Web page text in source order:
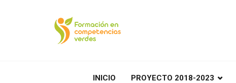
INICIO PROYECTO 2018-2023